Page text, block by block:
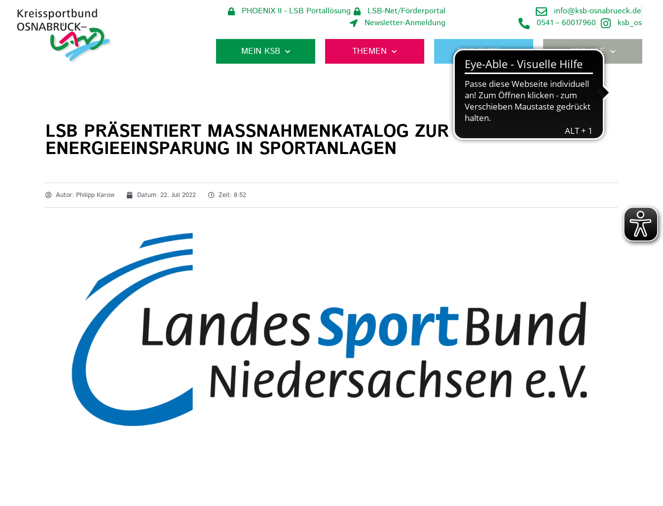
PHOENIX II - LSB Portallösung
LSB-Net/Förderportal
Newsletter-Anmeldung
info@ksb-osnabrueck.de
0541 – 60017960
ksb_os
MEIN KSB THEMEN PROJEKTE SERVICE
LSB PRÄSENTIERT MASSNAHMENKATALOG ZUR E
NERGIEEINSPARUNG IN SPORTANLAGEN
Autor: Philipp Karow Datum: 22. Juli 2022 Zeit: 8:52